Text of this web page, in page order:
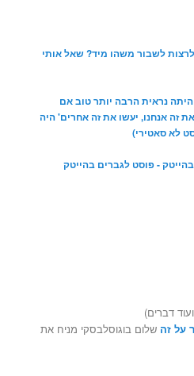
לשבור משהו מיד? שאל אותי
נראית הרבה יותר טוב אם
זה אנחנו, יעשו את זה אחרים' היה
לא סאטירי)
- פוסט לגברים בהייטק
דברים)
על זה שלום בוגוסלבסקי מניח את